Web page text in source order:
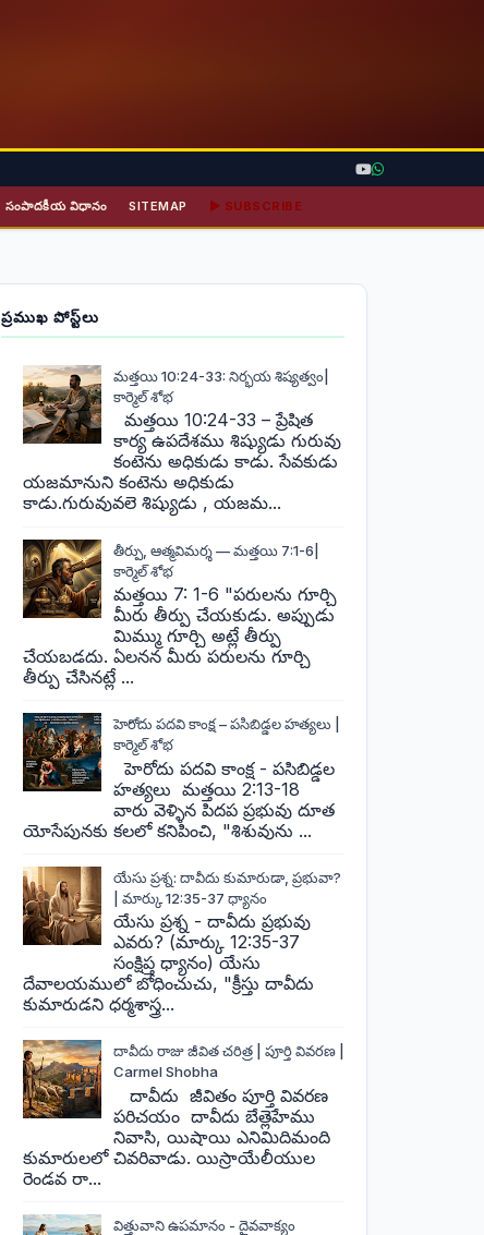
సంపాదకీయ విధానం SITEMAP ▶ SUBSCRIBE
ప్రముఖ పోస్ట్‌లు
మత్తయి 10:24-33: నిర్భయ శిష్యత్వం|
కార్మెల్ శోభ
మత్తయి 10:24-33 – ప్రేషిత
కార్య ఉపదేశము శిష్యుడు గురువు
కంటెను అధికుడు కాడు. సేవకుడు
యజమానుని కంటెను అధికుడు
కాడు.గురువువలె శిష్యుడు , యజమ...
తీర్పు, ఆత్మవిమర్శ — మత్తయి 7:1-6|
కార్మెల్ శోభ
మత్తయి 7: 1-6 "పరులను గూర్చి
మీరు తీర్పు చేయకుడు. అప్పుడు
మిమ్ము గూర్చి అట్లే తీర్పు
చేయబడదు. ఏలనన మీరు పరులను గూర్చి
తీర్పు చేసినట్లే ...
హెరోదు పదవి కాంక్ష – పసిబిడ్డల హత్యలు |
కార్మెల్ శోభ
హెరోదు పదవి కాంక్ష - పసిబిడ్డల
హత్యలు మత్తయి 2:13-18
వారు వెళ్ళిన పిదప ప్రభువు దూత
యోసేపునకు కలలో కనిపించి, "శిశువును ...
యేసు ప్రశ్న: దావీదు కుమారుడా, ప్రభువా?
| మార్కు 12:35-37 ధ్యానం
యేసు ప్రశ్న - దావీదు ప్రభువు
ఎవరు? (మార్కు 12:35-37
సంక్షిప్త ధ్యానం) యేసు
దేవాలయములో బోధించుచు, "క్రీస్తు దావీదు
కుమారుడని ధర్మశాస్త్ర...
దావీదు రాజు జీవిత చరిత్ర | పూర్తి వివరణ |
Carmel Shobha
దావీదు జీవితం పూర్తి వివరణ
పరిచయం దావీదు బేత్లెహేము
నివాసి, యిషాయి ఎనిమిదిమంది
కుమారులలో చివరివాడు. యిస్రాయేలీయుల
రెండవ రా...
విత్తువాని ఉపమానం - దైవవాక్యం